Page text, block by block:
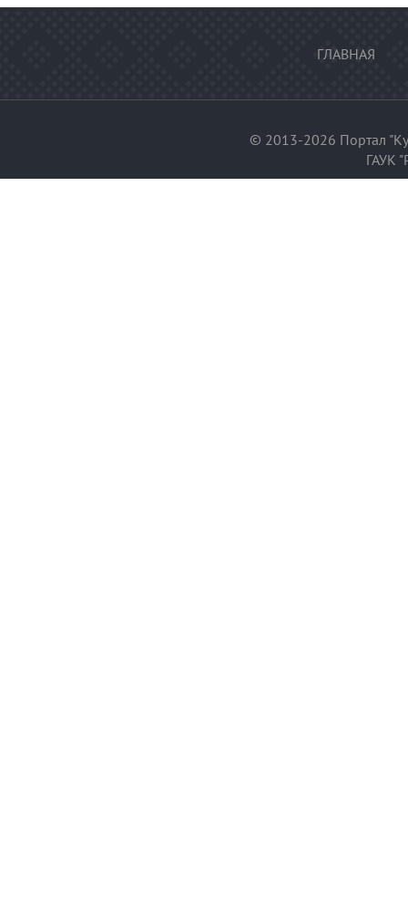
ГЛАВНАЯ
© 2013-2026 Портал
ГАУК